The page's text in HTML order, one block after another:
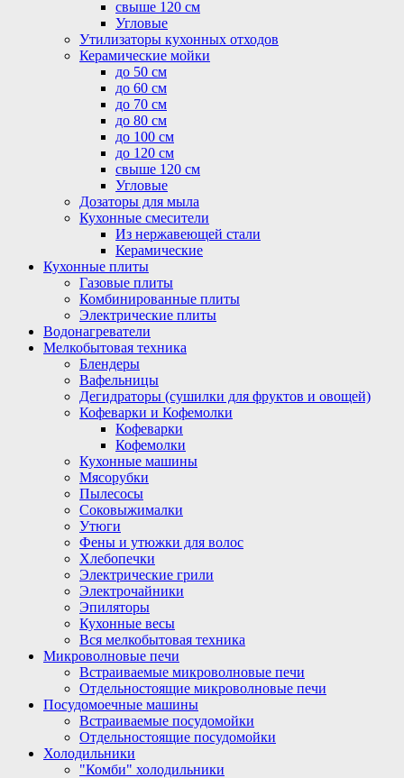
свыше 120 см
Угловые
Утилизаторы кухонных отходов
Керамические мойки
до 50 см
до 60 см
до 70 см
до 80 см
до 100 см
до 120 см
свыше 120 см
Угловые
Дозаторы для мыла
Кухонные смесители
Из нержавеющей стали
Керамические
Кухонные плиты
Газовые плиты
Комбинированные плиты
Электрические плиты
Водонагреватели
Мелкобытовая техника
Блендеры
Вафельницы
Дегидраторы (сушилки для фруктов и овощей)
Кофеварки и Кофемолки
Кофеварки
Кофемолки
Кухонные машины
Мясорубки
Пылесосы
Соковыжималки
Утюги
Фены и утюжки для волос
Хлебопечки
Электрические грили
Электрочайники
Эпиляторы
Кухонные весы
Вся мелкобытовая техника
Микроволновые печи
Встраиваемые микроволновые печи
Отдельностоящие микроволновые печи
Посудомоечные машины
Встраиваемые посудомойки
Отдельностоящие посудомойки
Холодильники
"Комби" холодильники